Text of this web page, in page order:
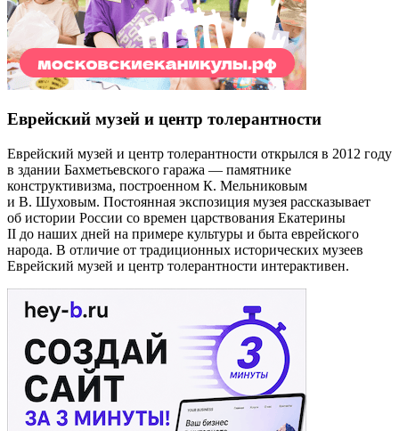
Еврейский музей и центр толерантности
Еврейский музей и центр толерантности открылся в 2012 году
в здании Бахметьевского гаража — памятнике
конструктивизма, построенном К. Мельниковым
и В. Шуховым. Постоянная экспозиция музея рассказывает
об истории России со времен царствования Екатерины
II до наших дней на примере культуры и быта еврейского
народа. В отличие от традиционных исторических музеев
Еврейский музей и центр толерантности интерактивен.